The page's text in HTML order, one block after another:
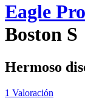
Eagle
Boston S
Hermoso
1 Valoración